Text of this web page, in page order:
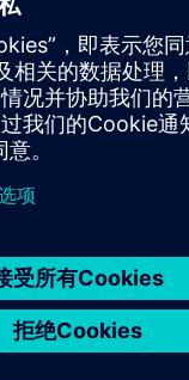
伊施塔特的西门子
是如何实现数字